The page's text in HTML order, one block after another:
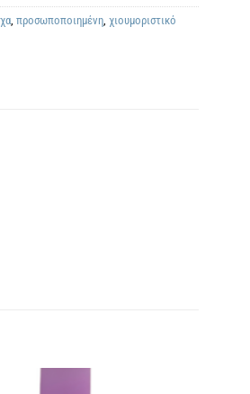
προσωποποιημένη χιουμοριστικό